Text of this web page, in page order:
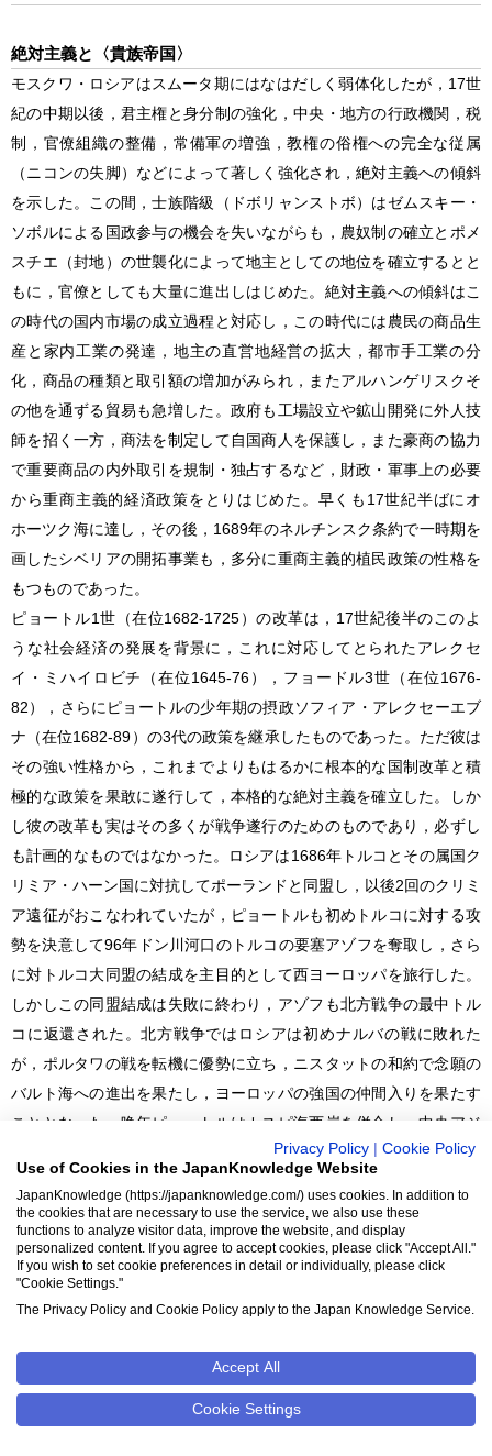
絶対主義と〈貴族帝国〉
モスクワ・ロシアはスムータ期にはなはだしく弱体化したが，17世
紀の中期以後，君主権と身分制の強化，中央・地方の行政機関，税
制，官僚組織の整備，常備軍の増強，教権の俗権への完全な従属
（ニコンの失脚）などによって著しく強化され，絶対主義への傾斜
を示した。この間，士族階級（ドボリャンストボ）はゼムスキー・
ソボルによる国政参与の機会を失いながらも，農奴制の確立とポメ
スチエ（封地）の世襲化によって地主としての地位を確立するとと
もに，官僚としても大量に進出しはじめた。絶対主義への傾斜はこ
の時代の国内市場の成立過程と対応し，この時代には農民の商品生
産と家内工業の発達，地主の直営地経営の拡大，都市手工業の分
化，商品の種類と取引額の増加がみられ，またアルハンゲリスクそ
の他を通ずる貿易も急増した。政府も工場設立や鉱山開発に外人技
師を招く一方，商法を制定して自国商人を保護し，また豪商の協力
で重要商品の内外取引を規制・独占するなど，財政・軍事上の必要
から重商主義的経済政策をとりはじめた。早くも17世紀半ばにオ
ホーツク海に達し，その後，1689年のネルチンスク条約で一時期を
画したシベリアの開拓事業も，多分に重商主義的植民政策の性格を
もつものであった。
ピョートル1世（在位1682-1725）の改革は，17世紀後半のこのよ
うな社会経済の発展を背景に，これに対応してとられたアレクセ
イ・ミハイロビチ（在位1645-76），フョードル3世（在位1676-
82），さらにピョートルの少年期の摂政ソフィア・アレクセーエブ
ナ（在位1682-89）の3代の政策を継承したものであった。ただ彼は
その強い性格から，これまでよりもはるかに根本的な国制改革と積
極的な政策を果敢に遂行して，本格的な絶対主義を確立した。しか
し彼の改革も実はその多くが戦争遂行のためのものであり，必ずし
も計画的なものではなかった。ロシアは1686年トルコとその属国ク
リミア・ハーン国に対抗してポーランドと同盟し，以後2回のクリミ
ア遠征がおこなわれていたが，ピョートルも初めトルコに対する攻
勢を決意して96年ドン川河口のトルコの要塞アゾフを奪取し，さら
に対トルコ大同盟の結成を主目的として西ヨーロッパを旅行した。
しかしこの同盟結成は失敗に終わり，アゾフも北方戦争の最中トル
コに返還された。北方戦争ではロシアは初めナルバの戦に敗れた
が，ポルタワの戦を転機に優勢に立ち，ニスタットの和約で念願の
バルト海への進出を果たし，ヨーロッパの強国の仲間入りを果たす
こととなった。晩年ピョートルはカスピ海西岸を併合し，中央アジ
アや北アジアにも注意を向けるようにした。
北方戦争初期，南東ロシアにコサックや少数民族の反乱が続発し，
これがピョートルの行政改革の一誘因となった。彼の改革によって
中央にはボヤーレ（貴族）会議と官署の代りに元老院とコレギア
（参議会）が設けられ，地方には県制がしかれ，また総主教の代り
に政府機関として宗務院（シノド）が置かれ，君主権が強化され
さいの農民，奴僕（ホロープ），浮浪人が同一の農奴身分に固定さ
れるとともに地主に対する人身的隷属を強められた。ボチナ（世襲
地）とポメスチエは統一され，士族階級はボヤーレを吸収し，いま
Privacy Policy
Cookie Policy
Use of Cookies in the JapanKnowledge Website
JapanKnowledge (https://japanknowledge.com/) uses cookies. In addition to
the cookies that are necessary to use the service, we also use these
functions to analyze visitor data, improve the website, and display
personalized content. If you agree to accept cookies, please click "Accept All."
If you wish to set cookie preferences in detail or individually, please click
"Cookie Settings."
The Privacy Policy and Cookie Policy apply to the Japan Knowledge Service.
Accept All
Cookie Settings